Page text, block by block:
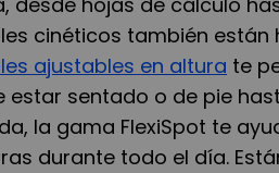
cinéticos también están
ajustables en altura te
estar sentado o de pie
la gama FlexiSpot te
durante todo el día.